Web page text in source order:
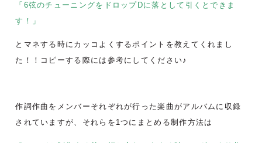
「6弦のチューニングをドロップDに落として引くとできま
す！」
とマネする時にカッコよくするポイントを教えてくれまし
た！！コピーする際には参考にしてください♪
作詞作曲をメンバーそれぞれが行った楽曲がアルバムに収録
されていますが、それらを1つにまとめる制作方法は